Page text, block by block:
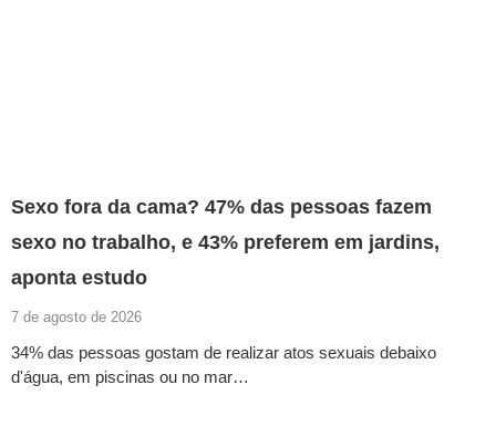
Sexo fora da cama? 47% das pessoas fazem
sexo no trabalho, e 43% preferem em jardins,
aponta estudo
7 de agosto de 2026
34% das pessoas gostam de realizar atos sexuais debaixo
d'água, em piscinas ou no mar…